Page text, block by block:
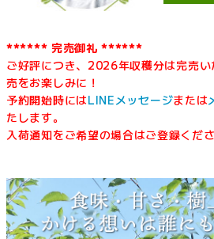
****** 完売御礼 ******
ご好評につき、2026年収穫分は完売
売をお楽しみに！
予約開始時にはLINEメッセージまたは
たします。
入荷通知をご希望の場合はご登録くださ